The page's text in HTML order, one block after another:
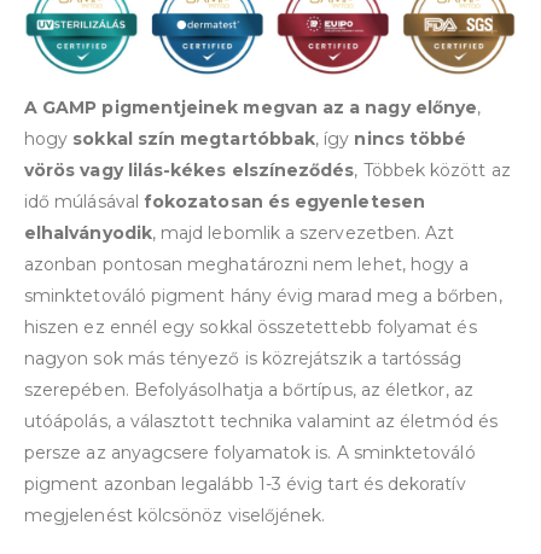
A GAMP pigmentjeinek megvan az a nagy előnye,
hogy sokkal szín megtartóbbak, így nincs többé
vörös vagy lilás-kékes elszíneződés, Többek között az
idő múlásával fokozatosan és egyenletesen
elhalványodik, majd lebomlik a szervezetben. Azt
azonban pontosan meghatározni nem lehet, hogy a
sminktetováló pigment hány évig marad meg a bőrben,
hiszen ez ennél egy sokkal összetettebb folyamat és
nagyon sok más tényező is közrejátszik a tartósság
szerepében. Befolyásolhatja a bőrtípus, az életkor, az
utóápolás, a választott technika valamint az életmód és
persze az anyagcsere folyamatok is. A sminktetováló
pigment azonban legalább 1-3 évig tart és dekoratív
megjelenést kölcsönöz viselőjének.